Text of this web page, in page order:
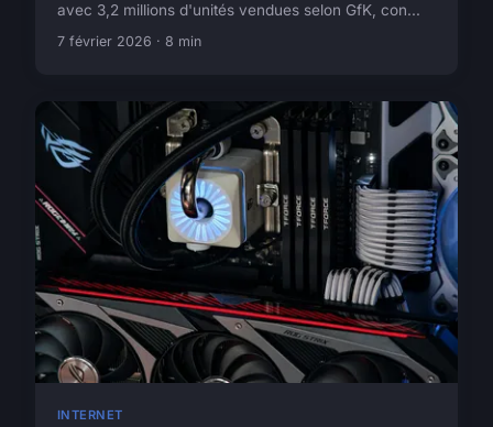
avec 3,2 millions d'unités vendues selon GfK, con...
7 février 2026 · 8 min
INTERNET